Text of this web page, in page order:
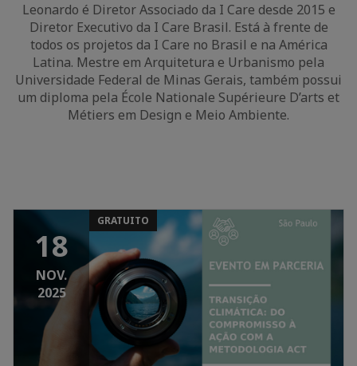
Leonardo é Diretor Associado da I Care desde 2015 e
Diretor Executivo da I Care Brasil. Está à frente de
todos os projetos da I Care no Brasil e na América
Latina. Mestre em Arquitetura e Urbanismo pela
Universidade Federal de Minas Gerais, também possui
um diploma pela École Nationale Supérieure D’arts et
Métiers em Design e Meio Ambiente.
18
NOV.
2025
GRATUITO